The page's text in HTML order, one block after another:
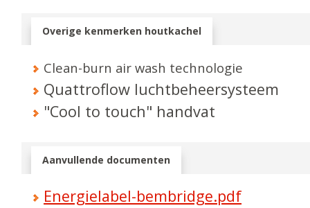
Overige kenmerken houtkachel
Clean-burn air wash technologie
Quattroflow luchtbeheersysteem
"Cool to touch" handvat
Aanvullende documenten
Energielabel-bembridge.pdf